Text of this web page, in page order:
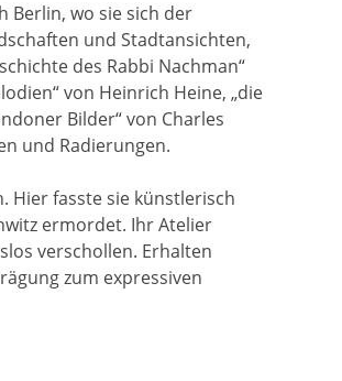
Berlin, wo sie sich der
und Stadtansichten,
des Rabbi Nachman“
von Heinrich Heine, „die
Bilder“ von Charles
und Radierungen.
Hier fasste sie künstlerisch
ermordet. Ihr Atelier
verschollen. Erhalten
zum expressiven